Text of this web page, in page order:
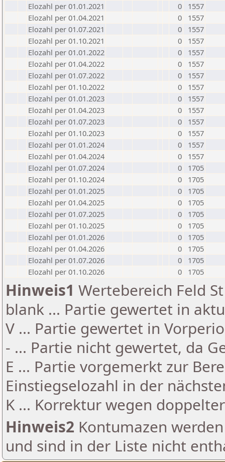
Elozahl per 01.01.2021
0
1557
Elozahl per 01.04.2021
0
1557
Elozahl per 01.07.2021
0
1557
Elozahl per 01.10.2021
0
1557
Elozahl per 01.01.2022
0
1557
Elozahl per 01.04.2022
0
1557
Elozahl per 01.07.2022
0
1557
Elozahl per 01.10.2022
0
1557
Elozahl per 01.01.2023
0
1557
Elozahl per 01.04.2023
0
1557
Elozahl per 01.07.2023
0
1557
Elozahl per 01.10.2023
0
1557
Elozahl per 01.01.2024
0
1557
Elozahl per 01.04.2024
0
1557
Elozahl per 01.07.2024
0
1705
Elozahl per 01.10.2024
0
1705
Elozahl per 01.01.2025
0
1705
Elozahl per 01.04.2025
0
1705
Elozahl per 01.07.2025
0
1705
Elozahl per 01.10.2025
0
1705
Elozahl per 01.01.2026
0
1705
Elozahl per 01.04.2026
0
1705
Elozahl per 01.07.2026
0
1705
Elozahl per 01.10.2026
0 1705
Hinweis1 Wertebereich Feld
blank ... Partie gewertet in
V ... Partie gewertet in
- ... Partie nicht gewertet, da
E ... Partie vorgemerkt zur
Einstiegselozahl in der
K ... Korrektur wegen
Hinweis2 Kontumazen
und sind in der Liste nicht